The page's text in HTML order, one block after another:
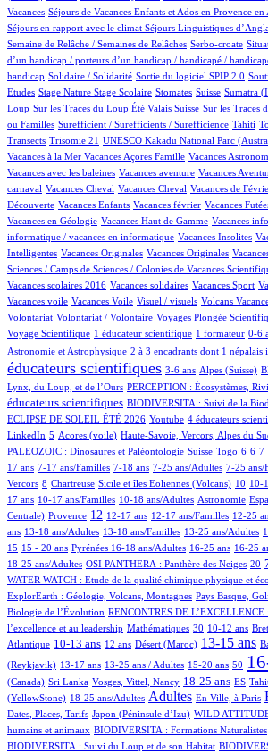
Vacances
75/932 Séjours de Vacances Enfants et Ados en Provence
4/932
14/932
Séjours en rapport avec le climat
75/932 Séjours Linguistiques
9/932
100/932
Semaine de Relâche / Semaines de Relâches
13/932 Serbo-croate
1/932
d’un handicap / porteurs d’un handicap / handicapé /
handicap
2/932 Solidaire / Solidarité
4/932 Sortie du logiciel SPIP 2.0
61/932
4/932
1/932
Etudes
1/932Stage Nature
11/932 Stage Scolaire
1/932 Stomates
158/932 Suisse
6/932 Sumatra
2/932
Loup
7/932Sur les Traces du Loup Été Valais Suisse
6/932
Sur les Traces
ou Familles
1/932 Surefficient / Surefficients / Surefficience
47/932 Tahiti
8/932
11/932
100/932
Transects
1/932 Trisomie 21
1/932 UNESCO Kakadu National Parc
14/932
1/932
1/932
Vacances à la Mer
1/932 Vacances Açores Famille
56/932 Vacances
1/932
Vacances avec les baleines
1/932 Vacances aventure
11/932 Vacances
1/932
1/932
carnaval
107/932Vacances Cheval
1/932 Vacances Cheval
17/932 Vacances de
1/932
1/932
Découverte
54/932 Vacances Enfants
1/932 Vacances février
2/932 Vacances
26/932
Vacances en Géologie
1/932 Vacances Haut de Gamme
1/932
Vacances
informatique / vacances en informatique
1/932 Vacances Insolites
1/932
1/932
Intelligentes
2/932 Vacances Originales
1/932 Vacances Originales
12/932
Sciences / Camps de Sciences / Colonies de Vacances
1/932
1/932
Vacances scolaires 2016
1/932 Vacances solidaires
1/932 Vacances Sport
1/932
1/932
1/932
Vacances voile
1/932 Vacances Voile
1/932 Visuel / visuels
12/932 Volcans
1/932
Volontariat
1/932 Volontariat / Volontaire
79/932 Voyages Plongée
11/932
Voyage Scientifique
131/932 1 éducateur scientifique
8/932 1 formateur
2/932 0-6
10/932
279/932
63/932
Astronomie et Astrophysique
10/932 2 à 3 encadrants dont 1 népalais
523/932
éducateurs scientifiques
10/932 3-6 ans
131/932 Alpes (Suisse)
42/932
Lynx, du Loup, et de l’Ours
15/932 PERCEPTION : Écosystèmes,
1/932
277/932
éducateurs scientifiques
50/932 BIODIVERSITA : Suivi de la
39/932
ECLIPSE DE SOLEIL ÉTÉ 2026
1/932 Youtube
33/932 4 éducateurs
2/932
1/932
LinkedIn
18/932 5
4/932 Acores (voile)
11/932 Haute-Savoie, Vercors, Alpes du
101/932
PALEOZOIC : Dinosaures et Paléontologie
2/932 Suisse
5/932 Togo
1/932 6
69/932 6
103/932 7
16/932
105/932
4/932
17 ans
28/9327-17 ans/Familles
62/932 7-18 ans
4/932 7-25 ans/Adultes
8/932 7-25 ans/
4/932
1/932
2/932
Vercors
81/932
8
1/932 Chartreuse
12/932 Sicile et îles Eoliennes (Volcans)
71/932 10
2/932 10-
4/932
15/932
17 ans
9/93210-17 ans/Familles
4/932 10-18 ans/Adultes
42/932 Astronomie
39/932
6/932
109/932
Centrale)
192/932Provence
359/932 12
18/932 12-17 ans
4/932 12-17 ans/Familles
1/932 12-25
87/932
10/932
ans
79/93213-18 ans/Adultes
7/932 13-18 ans/Familles
1/932 13-25 ans/Adultes
10/932
3/932
199/932
15
22/932
15 - 20 ans
36/932 Pyrénées
120/932 16-18 ans/Adultes
4/932 16-25 ans
2/932 16-25
2/932
12/932
18-25 ans/Adultes
111/932 OSI PANTHERA : Panthère des Neiges
48/932 20
270/932
3/932
148/932
11/932
WATER WATCH : Etude de la qualité chimique physique et
16/932
45/932
ExplorEarth : Géologie, Volcans, Montagnes
22/932 Pays Basque,
12/932
3/932
Biologie de l’Évolution
84/932
RENCONTRES DE
l’excellence et au leadership
2/932 Mathématiques
7/932 30
82/932 10-12 ans
99/932
Atlantique
253/932 10-13 ans
52/932 12 ans
4/932 Désert (Maroc)
498/932 13-15 ans
1/932
13/932
(Reykjavik)
28/932 13-17 ans
17/932 13-25 ans / Adultes
7/932 15-20 ans
2/932 50
671/932
26/932
(Canada)
2/932 Sri Lanka
6/932 Vosges, Vittel, Nancy
293/932 18-25 ans
41/932 ES
53/932
13/932
(YellowStone)
177/932 18-25 ans/Adultes
419/932 Adultes
1/932 En Ville, à Paris
498/932
6/932
2/932
5/932
Dates, Places, Tarifs
5/932 Japon (Péninsule d’Izu)
11/932
WILD
humains et animaux
27/932 BIODIVERSITA : Formations Naturalistes
4/932
8/932
BIODIVERSITA : Suivi du Loup et de son Habitat
16/932